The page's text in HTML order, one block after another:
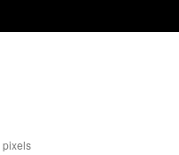
pixels